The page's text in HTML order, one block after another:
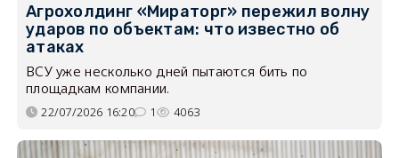
Агрохолдинг «Мираторг» пережил волну
ударов по объектам: что известно об
атаках
ВСУ уже несколько дней пытаются бить по
площадкам компании.
22/07/2026 16:20 1 4063